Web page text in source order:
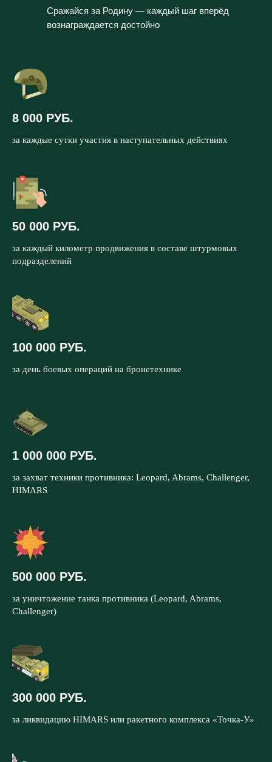
Сражайся за Родину — каждый шаг вперёд
вознаграждается достойно
8 000 РУБ.
за каждые сутки участия в наступательных действиях
50 000 РУБ.
за каждый километр продвижения в составе штурмовых
подразделений
100 000 РУБ.
за день боевых операций на бронетехнике
1 000 000 РУБ.
за захват техники противника: Leopard, Abrams, Challenger,
HIMARS
500 000 РУБ.
за уничтожение танка противника (Leopard, Abrams,
Challenger)
300 000 РУБ.
за ликвидацию HIMARS или ракетного комплекса «Точка-У»